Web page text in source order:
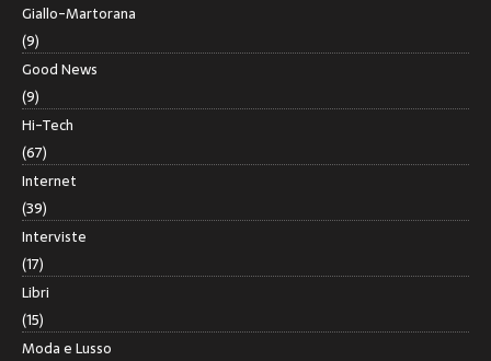
Giallo-Martorana
(9)
Good News
(9)
Hi-Tech
(67)
Internet
(39)
Interviste
(17)
Libri
(15)
Moda e Lusso